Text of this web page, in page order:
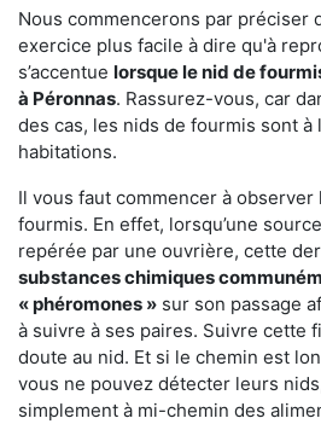
Nous commencerons par préciser
exercice plus facile à dire qu'à
s’accentue lorsque le nid de
à Péronnas. Rassurez-vous, car
des cas, les nids de fourmis sont à
habitations.
Il vous faut commencer à
fourmis. En effet, lorsqu’une
repérée par une ouvrière, cette
substances chimiques
« phéromones » sur son passage
à suivre à ses paires. Suivre cette
doute au nid. Et si le chemin est
vous ne pouvez détecter leurs
simplement à mi-chemin des